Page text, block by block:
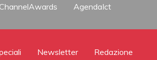
AgendaIct
Newsletter Redazione